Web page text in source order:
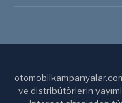
ve distribütörlerin